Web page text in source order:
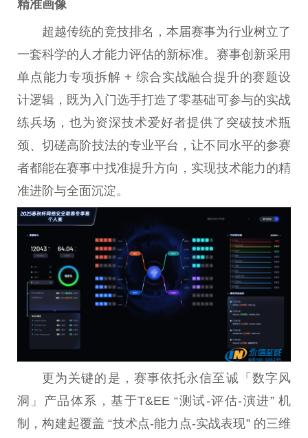
精准画像
超越传统的竞技排名，本届赛事为行业树立了
一套科学的人才能力评估的新标准。赛事创新采用
单点能力专项拆解 + 综合实战融合提升的赛题设
计逻辑，既为入门选手打造了零基础可参与的实战
练兵场，也为资深技术爱好者提供了突破技术瓶
颈、切磋高阶技法的专业平台，让不同水平的参赛
者都能在赛事中找准提升方向，实现技术能力的精
准进阶与全面沉淀。
更为关键的是，赛事依托永信至诚「数字风
洞」产品体系，基于T&EE “测试-评估-演进” 机
制，构建起覆盖 “技术点-能力点-实战表现” 的三维